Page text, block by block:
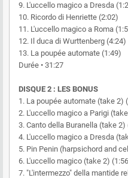
9. L'uccello magico a Dresda
10. Ricordo di Henriette (2:02)
11. L'uccello magico a Roma
12. Il duca di Wurttenberg (4:24)
13. La poupée automate (1:49)
Durée • 31:27
DISQUE 2 : LES BONUS
1. La poupée automate (take 2)
2. L'uccello magico a Parigi
3. Canto della Buranella (take 2)
4. L'uccello magico a Dresda
5. Pin Penin (harpsichord and
6. L'uccello magico (take 2)
7. "L'intermezzo" della mantide